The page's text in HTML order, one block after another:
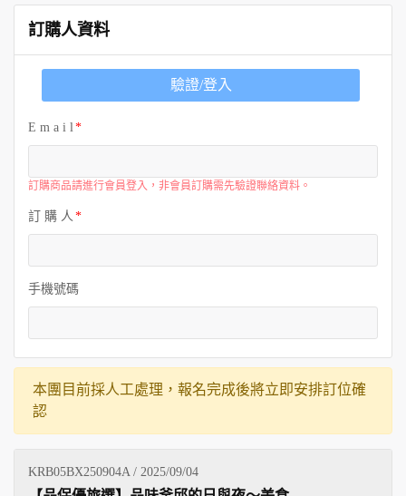
訂購人資料
E m a i l
訂購商品請進行會員登入，非會員訂購需先驗證聯絡資料。
驗證/登入
訂 購 人
手機號碼
本團目前採人工處理，報名完成後將立即安排訂位確
認
KRB05BX250904A / 2025/09/04